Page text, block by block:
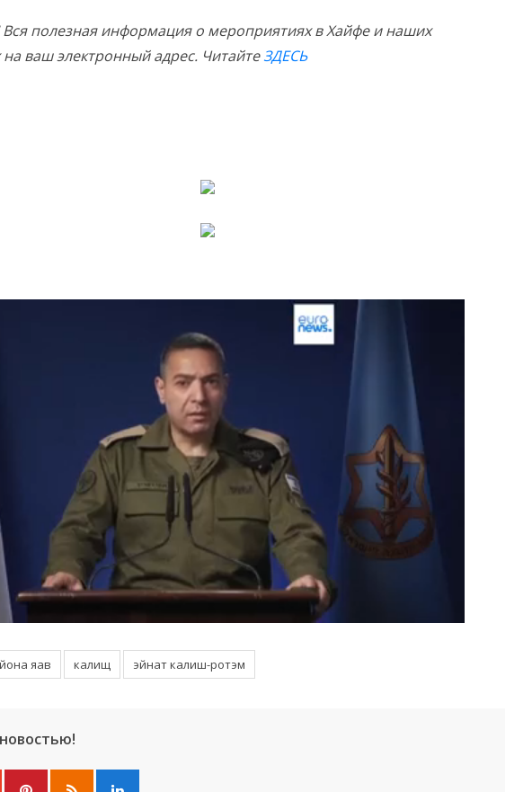
полезная информация о мероприятиях в Хайфе и наших
на ваш электронный адрес. ЧитайтеЗДЕСЬ
йона яав калищ эйнат калиш-ротэм